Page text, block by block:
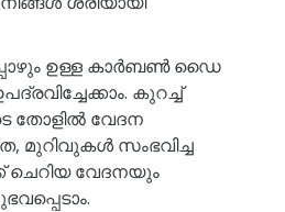
ഉള്ള കാർബൺ ഡൈ
കുറച്ച്
തോളിൽ വേദന
മുറിവുകൾ സംഭവിച്ച
ചെറിയ വേദനയും